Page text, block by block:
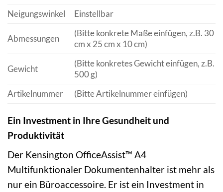
Neigungswinkel Einstellbar
Abmessungen
(Bitte konkrete Maße einfügen, z.B. 30
cm x 25 cm x 10 cm)
Gewicht
(Bitte konkretes Gewicht einfügen, z.B.
500 g)
Artikelnummer
(Bitte Artikelnummer einfügen)
Ein Investment in Ihre Gesundheit und
Produktivität
Der Kensington OfficeAssist™ A4
Multifunktionaler Dokumentenhalter ist mehr als
nur ein Büroaccessoire. Er ist ein Investment in